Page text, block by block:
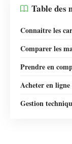
Table des
Connaitre les
Comparer les
Prendre en
Acheter en
Gestion